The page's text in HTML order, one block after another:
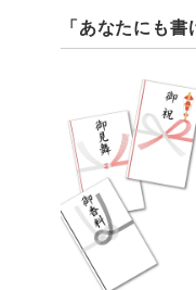
「あなたにも書